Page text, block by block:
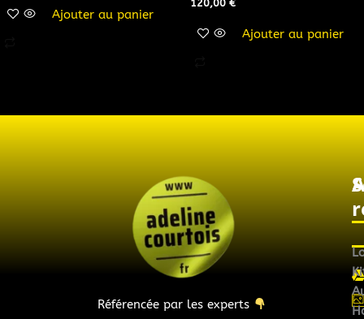
Ajouter au panier
120,00 €
Ajouter au panier
Référencée par les experts